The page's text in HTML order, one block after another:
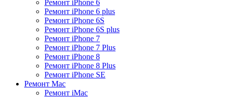
Ремонт iPhone 6
Ремонт iPhone 6 plus
Ремонт iPhone 6S
Ремонт iPhone 6S plus
Ремонт iPhone 7
Ремонт iPhone 7 Plus
Ремонт iPhone 8
Ремонт iPhone 8 Plus
Ремонт iPhone SE
Ремонт Mac
Ремонт iMac